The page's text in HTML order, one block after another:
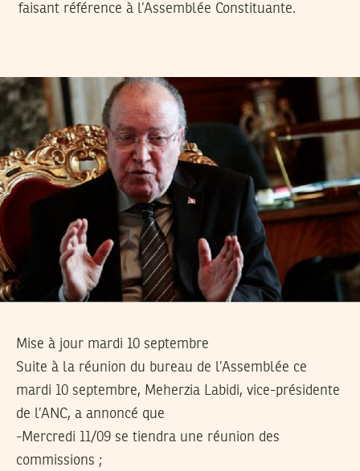
faisant référence à l’Assemblée Constituante.
Mise à jour mardi 10 septembre
Suite à la réunion du bureau de l’Assemblée ce
mardi 10 septembre, Meherzia Labidi, vice-présidente
de l’ANC, a annoncé que
-Mercredi 11/09 se tiendra une réunion des
commissions ;